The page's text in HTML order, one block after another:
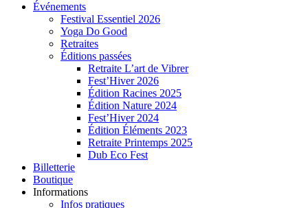
Événements
Festival Essentiel 2026
Yoga Do Good
Retraites
Éditions passées
Retraite L’art de Vibrer
Fest’Hiver 2026
Édition Racines 2025
Édition Nature 2024
Fest’Hiver 2024
Édition Éléments 2023
Retraite Printemps 2025
Dub Eco Fest
Billetterie
Boutique
Informations
Infos pratiques